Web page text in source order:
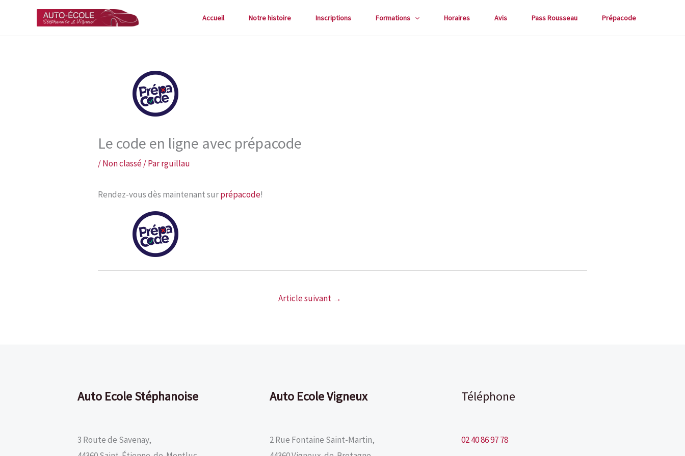
Accueil Notre histoire Inscriptions Formations Horaires Avis Pass Rousseau Prépacode
Le code en ligne avec prépacode
/Non classé/ Parrguillau
Rendez-vous dès maintenant surprépacode!
Article suivant →
Auto Ecole Stéphanoise
3 Route de Savenay,
Auto Ecole Vigneux
2 Rue Fontaine Saint-Martin,
Téléphone
02 40 86 97 78